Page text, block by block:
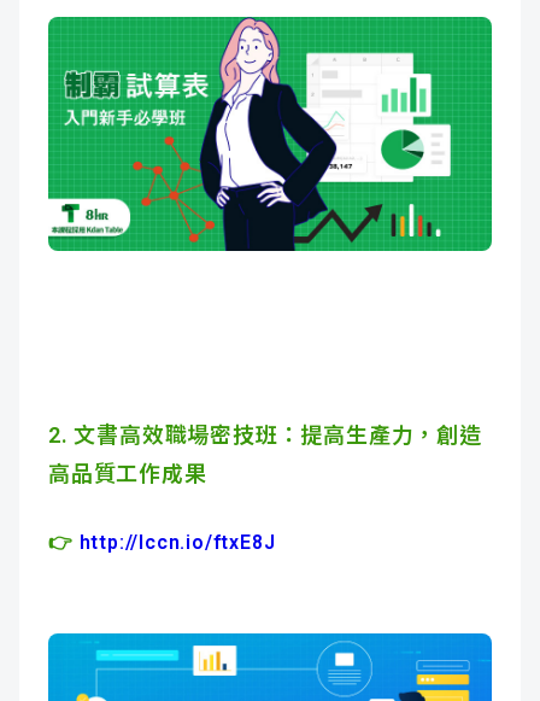
2. 文書高效職場密技班 ：提高生產力，創造
高品質工作成果
👉 http://lccn.io/ftxE8J